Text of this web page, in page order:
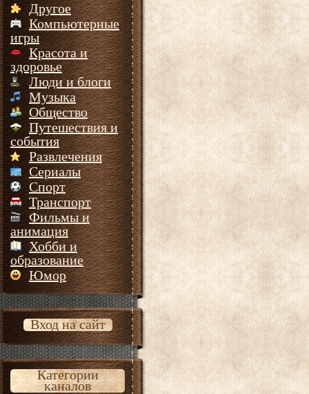
Другое
Компьютерные
игры
Красота и
здоровье
Люди и блоги
Музыка
Общество
Путешествия и
события
Развлечения
Сериалы
Спорт
Транспорт
Фильмы и
анимация
Хобби и
образование
Юмор
Вход на сайт
Категории
каналов